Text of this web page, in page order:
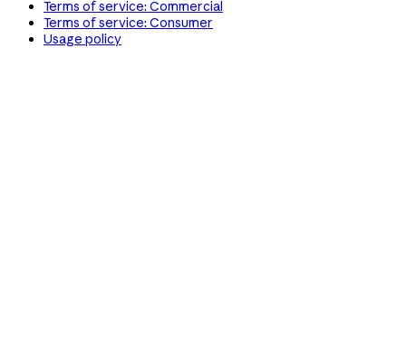
Terms of service: Commercial
Terms of service: Consumer
Usage policy